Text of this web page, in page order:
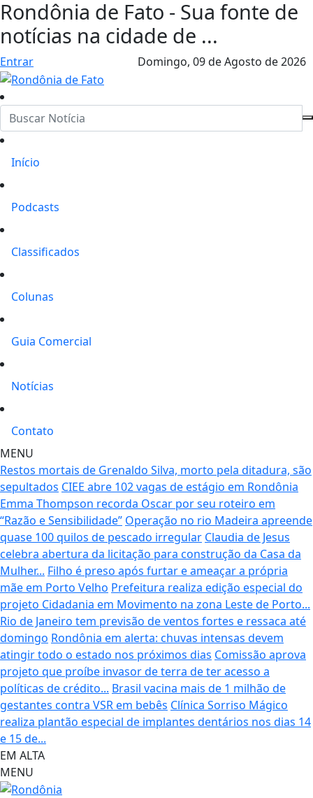
Rondônia de Fato - Sua fonte de
notícias na cidade de ...
Entrar Domingo, 09 de Agosto de 2026
Início
Podcasts
Classificados
Colunas
Guia Comercial
Notícias
Contato
MENU
Restos mortais de Grenaldo Silva, morto pela ditadura, são
sepultados CIEE abre 102 vagas de estágio em Rondônia
Emma Thompson recorda Oscar por seu roteiro em
“Razão e Sensibilidade” Operação no rio Madeira apreende
quase 100 quilos de pescado irregular Claudia de Jesus
celebra abertura da licitação para construção da Casa da
Mulher... Filho é preso após furtar e ameaçar a própria
mãe em Porto Velho Prefeitura realiza edição especial do
projeto Cidadania em Movimento na zona Leste de Porto...
Rio de Janeiro tem previsão de ventos fortes e ressaca até
domingo Rondônia em alerta: chuvas intensas devem
atingir todo o estado nos próximos dias Comissão aprova
projeto que proíbe invasor de terra de ter acesso a
políticas de crédito... Brasil vacina mais de 1 milhão de
gestantes contra VSR em bebês Clínica Sorriso Mágico
realiza plantão especial de implantes dentários nos dias 14
e 15 de...
EM ALTA
MENU